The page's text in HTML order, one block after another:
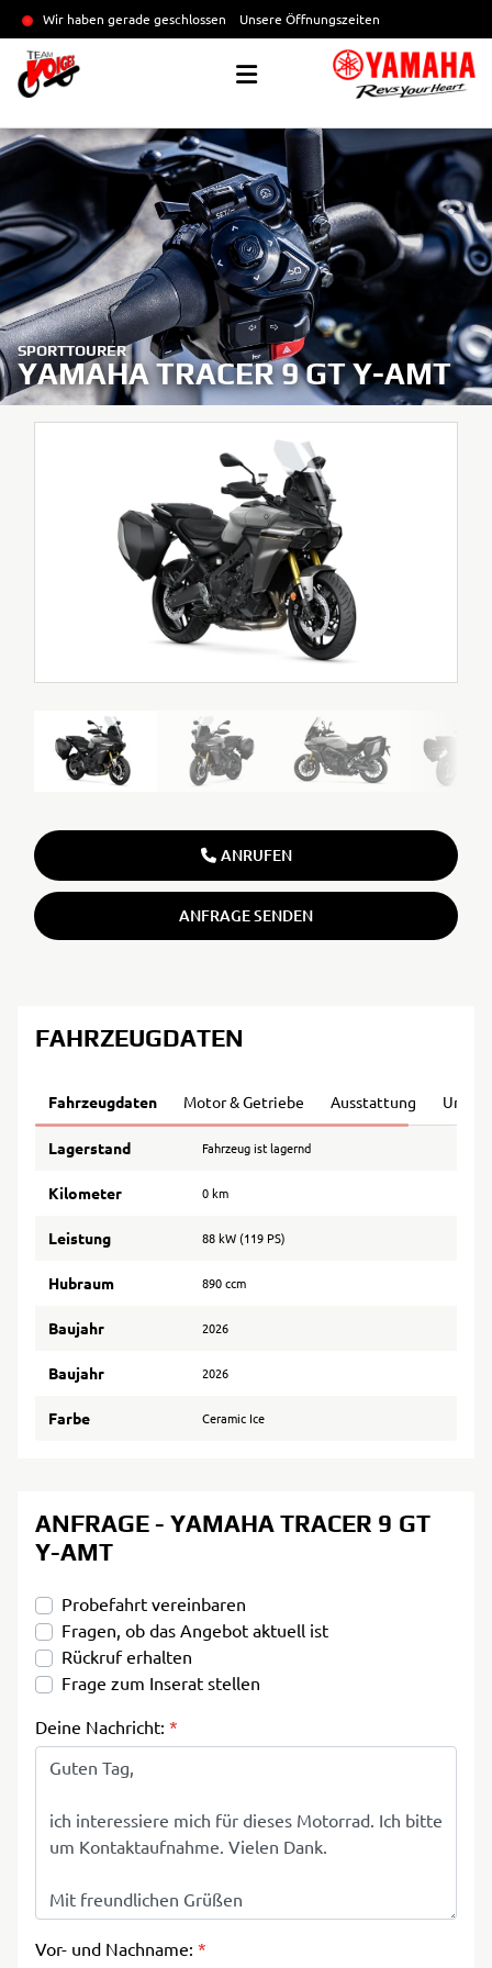
Wir haben gerade geschlossen Unsere Öffnungszeiten
SPORTTOURER
YAMAHA TRACER 9 GT Y-AMT
ANRUFEN
ANFRAGE SENDEN
FAHRZEUGDATEN
Fahrzeugdaten Motor & Getriebe Ausstattung
Lagerstand Fahrzeug ist lagernd
Kilometer 0 km
Leistung 88 kW (119 PS)
Hubraum 890 ccm
Baujahr 2026
Baujahr 2026
Farbe Ceramic Ice
ANFRAGE - YAMAHA TRACER 9 GT
Y-AMT
Probefahrt vereinbaren
Fragen, ob das Angebot aktuell ist
Rückruf erhalten
Frage zum Inserat stellen
Deine Nachricht: *
Vor- und Nachname: *